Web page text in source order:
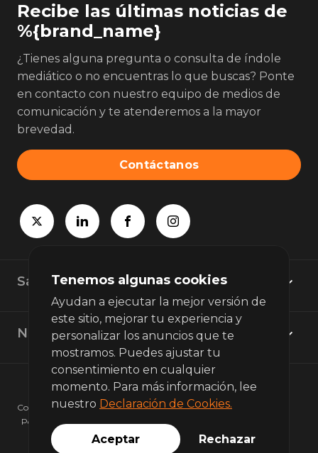
Recibe las últimas noticias de
%{brand_name}
¿Tienes alguna pregunta o consulta de índole
mediático o no encuentras lo que buscas? Ponte
en contacto con nuestro equipo de medios de
comunicación y te atenderemos a la mayor
brevedad.
Contáctanos
Sala de prensa
Noticias
Copyright © 2026 bunq. Reservados todos los derechos.
Política de privacidad Términos de uso
Tenemos algunas cookies
Ayudan a ejecutar la mejor versión de
este sitio, mejorar tu experiencia y
personalizar los anuncios que te
mostramos. Puedes ajustar tu
consentimiento en cualquier
momento. Para más información, lee
nuestro Declaración de Cookies.
Aceptar Rechazar